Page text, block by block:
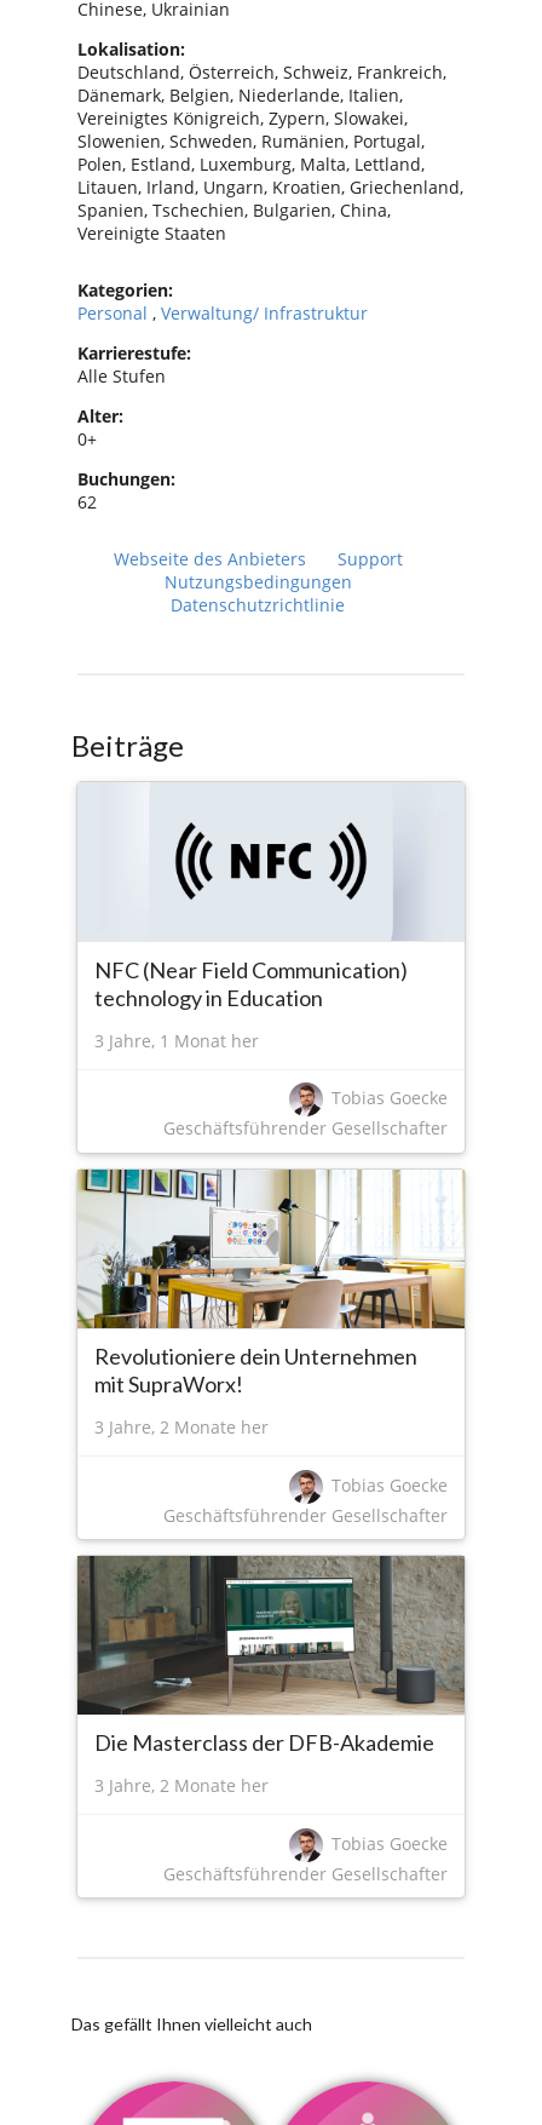
Chinese, Ukrainian
Lokalisation:
Deutschland, Österreich, Schweiz, Frankreich,
Dänemark, Belgien, Niederlande, Italien,
Vereinigtes Königreich, Zypern, Slowakei,
Slowenien, Schweden, Rumänien, Portugal,
Polen, Estland, Luxemburg, Malta, Lettland,
Litauen, Irland, Ungarn, Kroatien, Griechenland,
Spanien, Tschechien, Bulgarien, China,
Vereinigte Staaten
Kategorien:
Personal , Verwaltung/ Infrastruktur
Karrierestufe:
Alle Stufen
Alter:
0+
Buchungen:
62
Webseite des Anbieters
Support
Nutzungsbedingungen
Datenschutzrichtlinie
Beiträge
NFC (Near Field Communication)
technology in Education
3 Jahre, 1 Monat her
Tobias Goecke
Geschäftsführender Gesellschafter
Revolutioniere dein Unternehmen
mit SupraWorx!
3 Jahre, 2 Monate her
Tobias Goecke
Geschäftsführender Gesellschafter
Die Masterclass der DFB-Akademie
3 Jahre, 2 Monate her
Tobias Goecke
Geschäftsführender Gesellschafter
Das gefällt Ihnen vielleicht auch